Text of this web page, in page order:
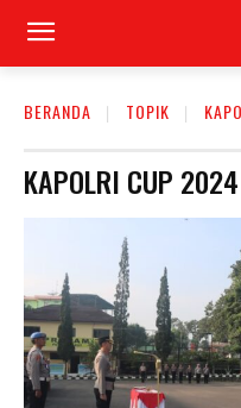
BERANDA TOPIK
KAPOLRI CUP 2024